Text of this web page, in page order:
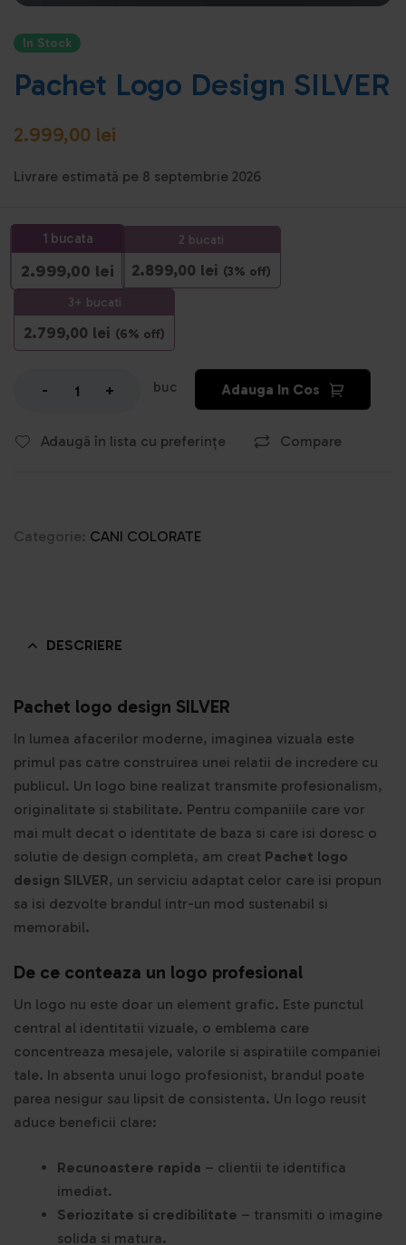
In Stock
Pachet Logo Design SILVER
2.999,00 lei
Livrare estimată pe 8 septembrie 2026
1 bucata
2.999,00 lei
2 bucati
2.899,00 lei (3% off)
3+ bucati
2.799,00 lei (6% off)
- + buc Adauga In Cos
Adaugă în lista cu preferințe Compare
Categorie: CANI COLORATE
DESCRIERE
Pachet logo design SILVER
In lumea afacerilor moderne, imaginea vizuala este
primul pas catre construirea unei relatii de incredere cu
publicul. Un logo bine realizat transmite profesionalism,
originalitate si stabilitate. Pentru companiile care vor
mai mult decat o identitate de baza si care isi doresc o
solutie de design completa, am creat Pachet logo
design SILVER, un serviciu adaptat celor care isi propun
sa isi dezvolte brandul intr-un mod sustenabil si
memorabil.
De ce conteaza un logo profesional
Un logo nu este doar un element grafic. Este punctul
central al identitatii vizuale, o emblema care
concentreaza mesajele, valorile si aspiratiile companiei
tale. In absenta unui logo profesionist, brandul poate
parea nesigur sau lipsit de consistenta. Un logo reusit
aduce beneficii clare:
Recunoastere rapida – clientii te identifica
imediat.
Seriozitate si credibilitate – transmiti o imagine
solida si matura.